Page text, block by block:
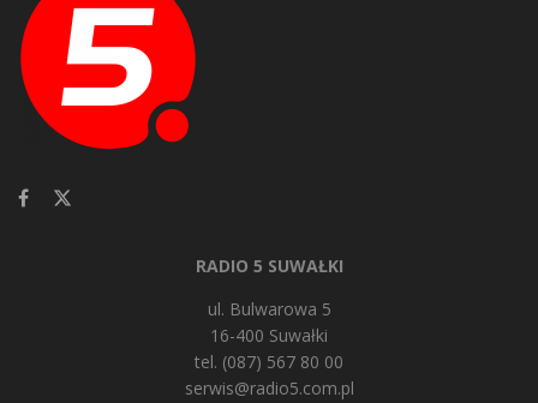
RADIO 5 SUWAŁKI
ul. Bulwarowa 5
16-400 Suwałki
tel. (087) 567 80 00
serwis@radio5.com.pl